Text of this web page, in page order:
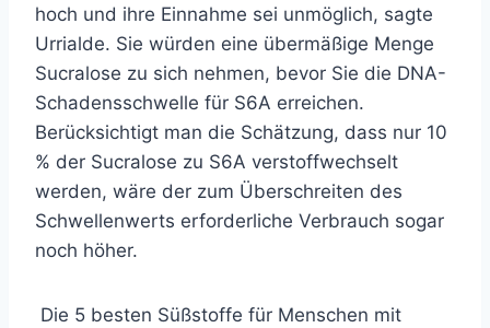
hoch und ihre Einnahme sei unmöglich, sagte
Urrialde. Sie würden eine übermäßige Menge
Sucralose zu sich nehmen, bevor Sie die DNA-
Schadensschwelle für S6A erreichen.
Berücksichtigt man die Schätzung, dass nur 10
% der Sucralose zu S6A verstoffwechselt
werden, wäre der zum Überschreiten des
Schwellenwerts erforderliche Verbrauch sogar
noch höher.
Die 5 besten Süßstoffe für Menschen mit